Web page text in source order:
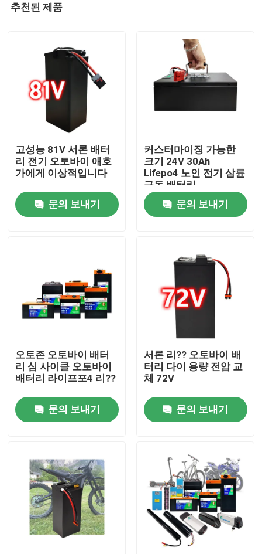
집
비디오
공장 여행
품질 관리
인용문을 요구하세요
태양 에너지 배터리 전원
추천된 제품
고성능 81V 서론 배터
리 전기 오토바이 애호
가에게 이상적입니다
문의 보내기
커스터마이징 가능한
크기 24V 30Ah
Lifepo4 노인 전기 삼륜
구동 배터리
문의 보내기
오토존 오토바이 배터
리 심 사이클 오토바이
배터리 라이프포4 리??
문의 보내기
서론 리?? 오토바이 배
터리 다이 용량 전압 교
체 72V
문의 보내기